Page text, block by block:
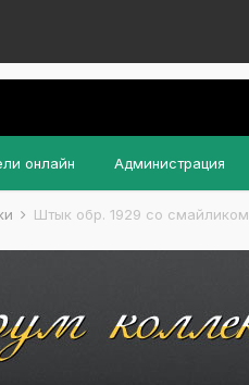
онлайн Администрация
Штык обр. 1929 со смайликом